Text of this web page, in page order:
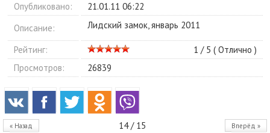
Опубликовано:
21.01.11 06:22
Описание:
Лидский замок, январь 2011
Рейтинг: 1 / 5 ( Отлично )
Просмотров:
26839
« Назад 14 / 15 Вперёд »